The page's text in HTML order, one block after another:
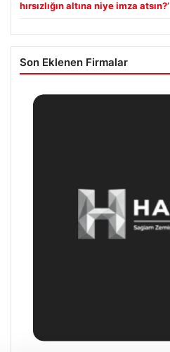
hırsızlığın altına niye imza atsın?’
Son Eklenen Firmalar